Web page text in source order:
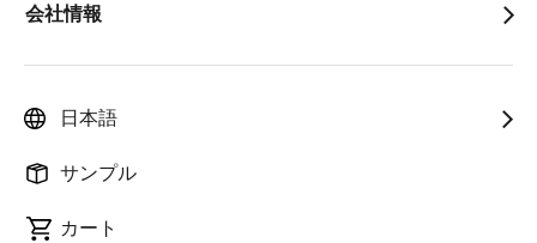
会社情報
日本語
サンプル
カート
画
アンドレ・ペレイラ
公開日:2025年2月21日